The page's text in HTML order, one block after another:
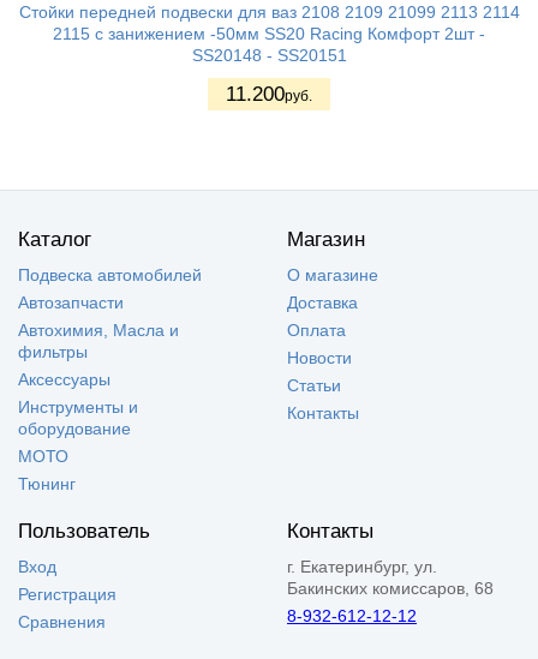
Стойки передней подвески для ваз 2108 2109 21099 2113 2114
2115 с занижением -50мм SS20 Racing Комфорт 2шт -
SS20148 - SS20151
11.200руб.
Каталог
Подвеска автомобилей
Автозапчасти
Автохимия, Масла и
фильтры
Аксессуары
Инструменты и
оборудование
МОТО
Тюнинг
Магазин
О магазине
Доставка
Оплата
Новости
Статьи
Контакты
Пользователь
Вход
Регистрация
Сравнения
Контакты
г. Екатеринбург, ул.
Бакинских комиссаров, 68
8-932-612-12-12